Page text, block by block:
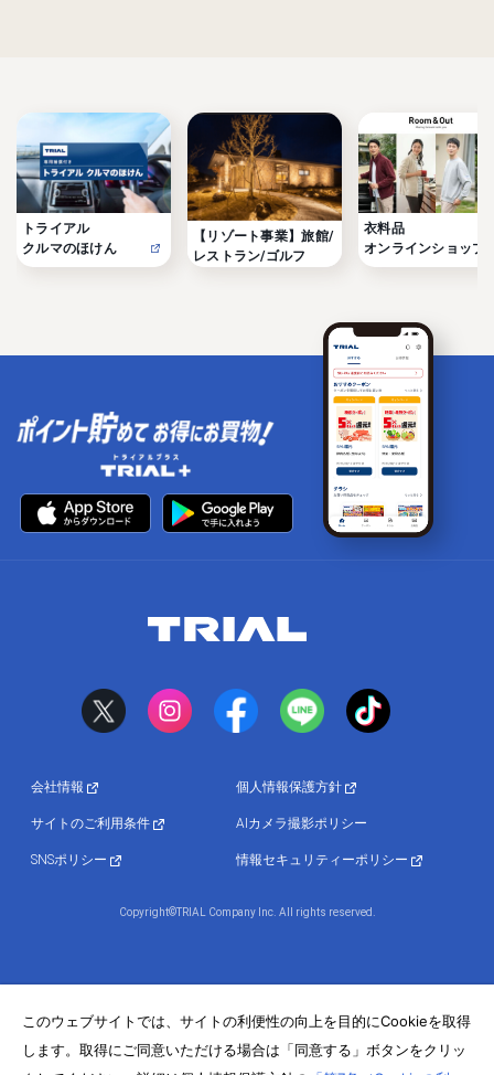
トライアル
クルマのほけん
【リゾート事業】旅館/
レストラン/ゴルフ
衣料品
オンラインショップ
会社情報 個人情報保護方針
サイトのご利用条件 AIカメラ撮影ポリシー
SNSポリシー 情報セキュリティーポリシー
Copyright©TRIAL Company Inc. All rights reserved.
このウェブサイトでは、サイトの利便性の向上を目的にCookieを取得
します。取得にご同意いただける場合は「同意する」ボタンをクリッ